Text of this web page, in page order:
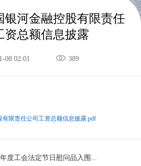
银河金融控股有限责任
资总额信息披露
08 02:01 389
有限责任公司工资总额信息披露.pdf
法定节日慰问品入围供应商集中采购结果公告